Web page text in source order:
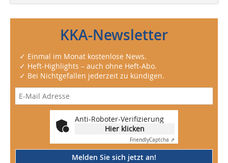
KKA-Newsletter
✓ Einmal im Monat kostenlose News.
✓ Heft-Highlights – auch ohne Heft-Abo.
✓ Bei Nichtgefallen jederzeit zu kündigen.
Anti-Roboter-Verifizierung
Hier klicken
FriendlyCaptcha ⇗
Melden Sie sich jetzt an!